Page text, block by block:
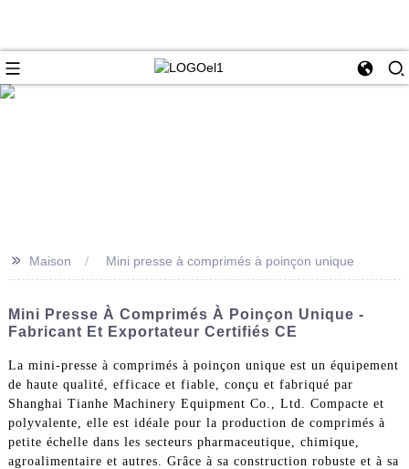
>> Maison Mini presse à comprimés à poinçon unique
Mini Presse À Comprimés À Poinçon Unique -
Fabricant Et Exportateur Certifiés CE
La mini-presse à comprimés à poinçon unique est un équipement
de haute qualité, efficace et fiable, conçu et fabriqué par
Shanghai Tianhe Machinery Equipment Co., Ltd. Compacte et
polyvalente, elle est idéale pour la production de comprimés à
petite échelle dans les secteurs pharmaceutique, chimique,
agroalimentaire et autres. Grâce à sa construction robuste et à sa